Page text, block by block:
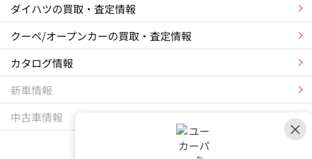
ダイハツの買取・査定情報
クーペ/オープンカーの買取・査定情報
カタログ情報
新車情報
中古車情報
×